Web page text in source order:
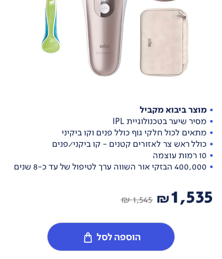
מוצר ביבוא מקביל
מסיר שיער בטכנולוגיית IPL
מתאים לכול חלקי גוף כולל פנים וקו ביקיני
כולל ראש צר לאזורים קטנים - קו ביקני/פנים
10 רמות עוצמה
400,000 הבזקי אור השווה ערך לטיפול של עד כ-8 שנים
1,535
₪
1,545 ₪
הוספה לסל